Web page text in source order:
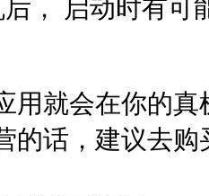
， 启动时有可
用就会在你的真
的话，建议去购